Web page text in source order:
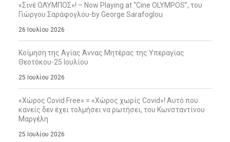
«Σινέ ΟΛΥΜΠΟΣ»! – Now Playing at “Cine OLYMPOS”, του
Γιώργου Σαράφογλου-by George Sarafoglou
26 Ιουλίου 2026
Κοίμηση της Αγίας Άννας Μητέρας της Υπεραγίας
Θεοτόκου-25 Ιουλίου
25 Ιουλίου 2026
«Χώρος Covid Free» = «Χώρος χωρίς Covid»! Αυτό που
κανείς δεν έχει τολμήσει να ρωτήσει, του Κωνσταντίνου
Μαργέλη
25 Ιουλίου 2026